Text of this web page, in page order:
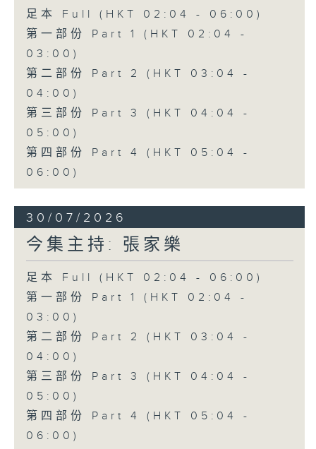
足本 Full (HKT 02:04 - 06:00)
第一部份 Part 1 (HKT 02:04 -
03:00)
第二部份 Part 2 (HKT 03:04 -
04:00)
第三部份 Part 3 (HKT 04:04 -
05:00)
第四部份 Part 4 (HKT 05:04 -
06:00)
30/07/2026
今集主持: 張家樂
足本 Full (HKT 02:04 - 06:00)
第一部份 Part 1 (HKT 02:04 -
03:00)
第二部份 Part 2 (HKT 03:04 -
04:00)
第三部份 Part 3 (HKT 04:04 -
05:00)
第四部份 Part 4 (HKT 05:04 -
06:00)